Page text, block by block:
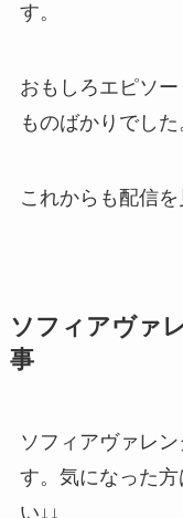
す。
おもしろエピソ
ものばかりでした
これからも配信
ソフィアヴァ
事
ソフィアヴァレ
す。気になった
い↓↓